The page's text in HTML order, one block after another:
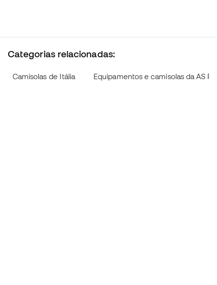
Categorias relacionadas:
Camisolas de Itália Equipamentos e camisolas da AS